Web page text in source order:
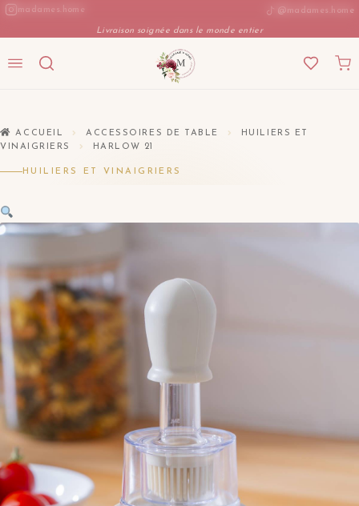
Allermadames.home
Livraison soignée dans le monde entier
@madames.home
ACCUEIL ACCESSOIRES DE TABLE
HUILIERS ET
VINAIGRIERS
HARLOW 21
HUILIERS ET VINAIGRIERS